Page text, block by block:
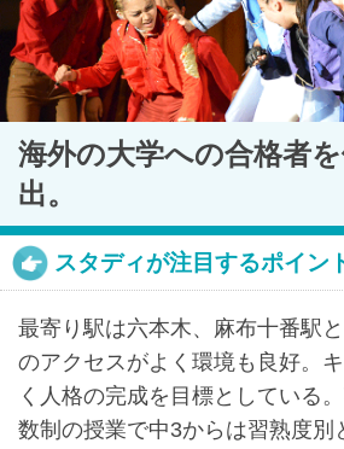
最近見た学校
東洋英和女学院中学部
ブックマークした学校はありません
海外の大学への合格者
出。
スタディが注目するポイン
最寄り駅は六本木、麻布十番駅
のアクセスがよく環境も良好。
く人格の完成を目標としている
数制の授業で中3からは習熟度別